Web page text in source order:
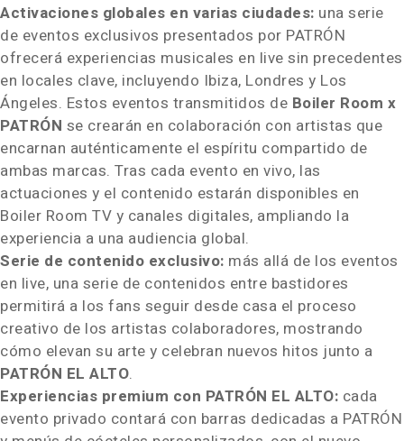
Activaciones globales en varias ciudades: una serie
de eventos exclusivos presentados por PATRÓN
ofrecerá experiencias musicales en live sin precedentes
en locales clave, incluyendo Ibiza, Londres y Los
Ángeles. Estos eventos transmitidos de Boiler Room x
PATRÓN se crearán en colaboración con artistas que
encarnan auténticamente el espíritu compartido de
ambas marcas. Tras cada evento en vivo, las
actuaciones y el contenido estarán disponibles en
Boiler Room TV y canales digitales, ampliando la
experiencia a una audiencia global.
Serie de contenido exclusivo: más allá de los eventos
en live, una serie de contenidos entre bastidores
permitirá a los fans seguir desde casa el proceso
creativo de los artistas colaboradores, mostrando
cómo elevan su arte y celebran nuevos hitos junto a
PATRÓN EL ALTO.
Experiencias premium con PATRÓN EL ALTO: cada
evento privado contará con barras dedicadas a PATRÓN